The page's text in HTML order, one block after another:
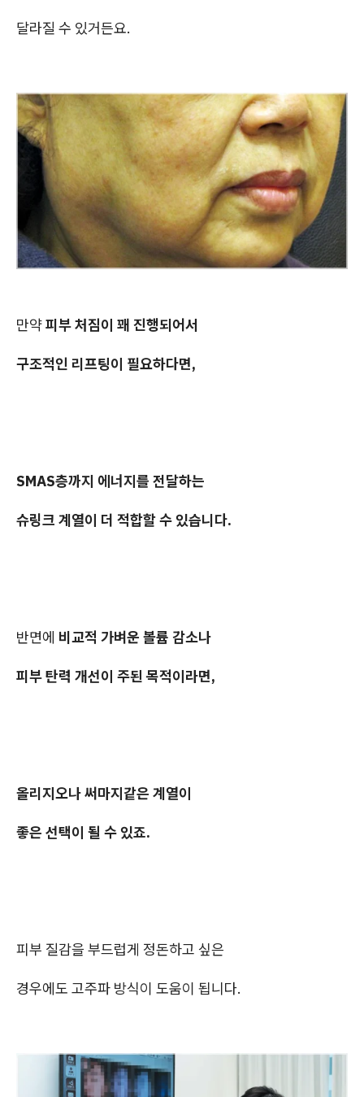
달라질 수 있거든요.
만약피부 처짐이 꽤 진행되어서
구조적인 리프팅이 필요하다면,
SMAS층까지 에너지를 전달하는
슈링크 계열이 더 적합할 수 있습니다.
반면에 비교적 가벼운 볼륨 감소나
피부 탄력 개선이 주된 목적이라면,
올리지오나 써마지같은 계열이
좋은 선택이 될 수 있죠.
피부 질감을 부드럽게 정돈하고 싶은
경우에도 고주파 방식이 도움이 됩니다.